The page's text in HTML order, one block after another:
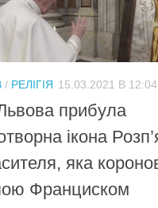
/ РЕЛІГІЯ 15.03.2021 В 12:04
прибула
ікона
яка
Франциском